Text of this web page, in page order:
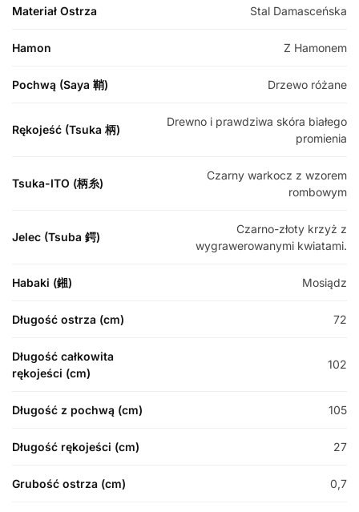
Materiał Ostrza Stal Damasceńska
Hamon Z Hamonem
Pochwą (Saya 鞘) Drzewo różane
Rękojeść (Tsuka 柄)
Drewno i prawdziwa skóra białego
promienia
Tsuka-ITO (柄糸)
Czarny warkocz z wzorem
rombowym
Jelec (Tsuba 鍔)
Czarno-złoty krzyż z
wygrawerowanymi kwiatami.
Habaki (鎺) Mosiądz
Długość ostrza (cm) 72
Długość całkowita
rękojeści (cm)
102
Długość z pochwą (cm) 105
Długość rękojeści (cm) 27
Grubość ostrza (cm) 0,7